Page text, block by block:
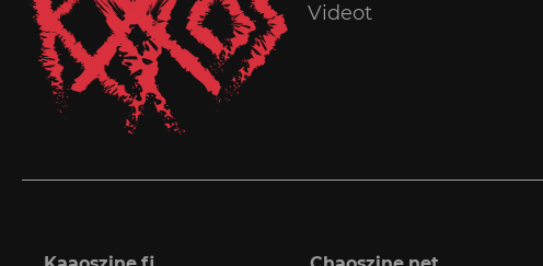
Videot